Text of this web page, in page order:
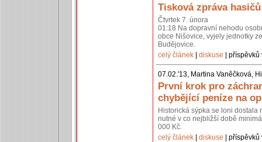
Tisková zpráva
Čtvrtek 7. února
01:18 Na dopravní nehodu
obce Nišovice, vyjely jednotky
Budějovice.
celý článek
diskuse |
07.02.'13, Martina Vaněčková,
První krok pro
chybějící peníze na
Historická sýpka se loni
nutné v co nejbližší době
000 Kč.
celý článek
diskuse |